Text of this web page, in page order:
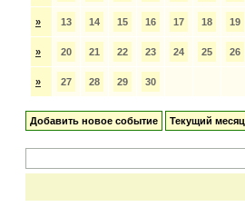
» 13 14 15 16 17 18 19
» 20 21 22 23 24 25 26
» 27 28 29 30
Добавить новое событие Текущий месяц